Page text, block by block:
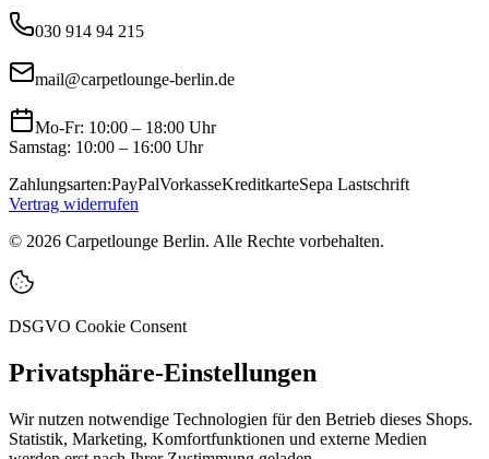
030 914 94 215
mail@carpetlounge-berlin.de
Mo-Fr: 10:00 – 18:00 Uhr
Samstag: 10:00 – 16:00 Uhr
Zahlungsarten:PayPalVorkasseKreditkarteSepa Lastschrift
Vertrag widerrufen
© 2026 Carpetlounge Berlin. Alle Rechte vorbehalten.
DSGVO Cookie Consent
Privatsphäre-Einstellungen
Wir nutzen notwendige Technologien für den Betrieb dieses Shops.
Statistik, Marketing, Komfortfunktionen und externe Medien